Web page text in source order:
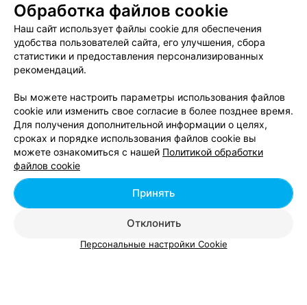
Областная инфекционная больница
Гродно, бул. Ленинского Комсомола, 57
до 20:00
Показать последние 4
1 2
Вам будет интересно
УЗИ молочных желез в Гродно
Обработка файлов cookie
Наш сайт использует файлы cookie для обеспечения
удобства пользователей сайта, его улучшения, сбора
статистики и предоставления персонализированных
рекомендаций.
Вы можете настроить параметры использования файлов
cookie или изменить свое согласие в более позднее время.
Для получения дополнительной информации о целях,
сроках и порядке использования файлов cookie вы
можете ознакомиться с нашей Политикой обработки
файлов cookie
Отклонить
Принять
Персональные настройки Cookie